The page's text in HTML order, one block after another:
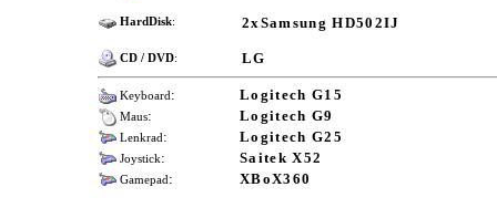
HardDisk: 2xSamsung HD502IJ
CD / DVD: LG
Keyboard: Logitech G15
Maus: Logitech G9
Lenkrad: Logitech G25
Joystick: Saitek X52
Gamepad: XBoX360